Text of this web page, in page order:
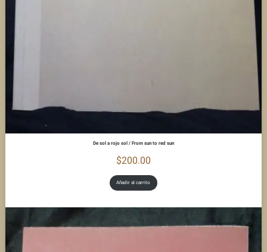
De sol a rojo sol / From sun to red sun
$200.00
Añadir al carrito